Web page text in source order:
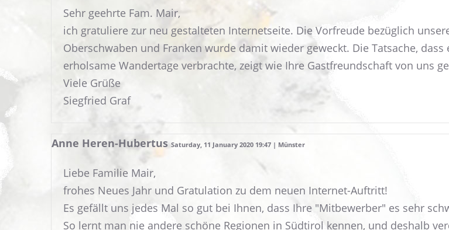
Sehr geehrte Fam. Mair,
ich gratuliere zur neu gestalteten Internetseite. Die Vorfreude bezüglich
Oberschwaben und Franken wurde damit wieder geweckt. Die Tatsache,
erholsame Wandertage verbrachte, zeigt wie Ihre Gastfreundschaft von uns
Viele Grüße
Siegfried Graf
Anne Heren-Hubertus Saturday, 11 January 2020 19:47 | Münster
Liebe Familie Mair,
frohes Neues Jahr und Gratulation zu dem neuen Internet-Auftritt!
Es gefällt uns jedes Mal so gut bei Ihnen, dass Ihre "Mitbewerber" es sehr
So lernt man nie andere schöne Regionen in Südtirol kennen, und deshalb